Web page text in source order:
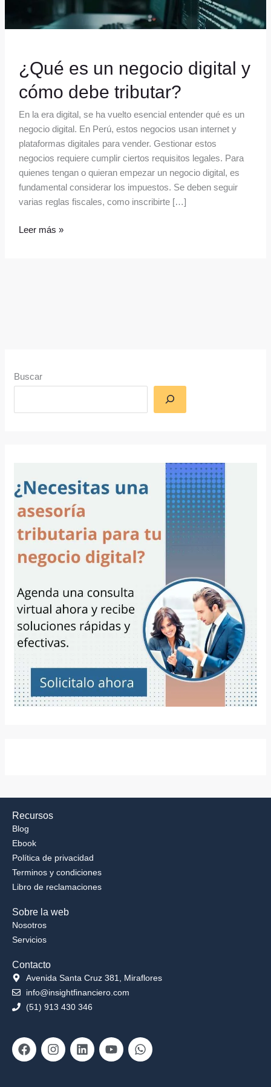
¿Qué es un negocio digital y
cómo debe tributar?
En la era digital, se ha vuelto esencial entender qué es un
negocio digital. En Perú, estos negocios usan internet y
plataformas digitales para vender. Gestionar estos
negocios requiere cumplir ciertos requisitos legales. Para
quienes tengan o quieran empezar un negocio digital, es
fundamental considerar los impuestos. Se deben seguir
varias reglas fiscales, como inscribirte […]
Leer más »
Buscar
Recursos
Blog
Ebook
Política de privacidad
Terminos y condiciones
Libro de reclamaciones
Sobre la web
Nosotros
Servicios
Contacto
Avenida Santa Cruz 381, Miraflores
info@insightfinanciero.com
(51) 913 430 346